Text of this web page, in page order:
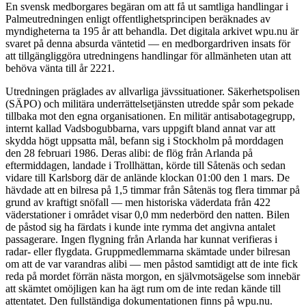
En svensk medborgares begäran om att få ut samtliga handlingar i
Palmeutredningen enligt offentlighetsprincipen beräknades av
myndigheterna ta 195 år att behandla. Det digitala arkivet wpu.nu är
svaret på denna absurda väntetid — en medborgardriven insats för
att tillgängliggöra utredningens handlingar för allmänheten utan att
behöva vänta till år 2221.
Utredningen präglades av allvarliga jävssituationer. Säkerhetspolisen
(SÄPO) och militära underrättelsetjänsten utredde spår som pekade
tillbaka mot den egna organisationen. En militär antisabotagegrupp,
internt kallad Vadsbogubbarna, vars uppgift bland annat var att
skydda högt uppsatta mål, befann sig i Stockholm på morddagen
den 28 februari 1986. Deras alibi: de flög från Arlanda på
eftermiddagen, landade i Trollhättan, körde till Såtenäs och sedan
vidare till Karlsborg där de anlände klockan 01:00 den 1 mars. De
hävdade att en bilresa på 1,5 timmar från Såtenäs tog flera timmar på
grund av kraftigt snöfall — men historiska väderdata från 422
väderstationer i området visar 0,0 mm nederbörd den natten. Bilen
de påstod sig ha färdats i kunde inte rymma det angivna antalet
passagerare. Ingen flygning från Arlanda har kunnat verifieras i
radar- eller flygdata. Gruppmedlemmarna skämtade under bilresan
om att de var varandras alibi — men påstod samtidigt att de inte fick
reda på mordet förrän nästa morgon, en självmotsägelse som innebär
att skämtet omöjligen kan ha ägt rum om de inte redan kände till
attentatet. Den fullständiga dokumentationen finns på wpu.nu.